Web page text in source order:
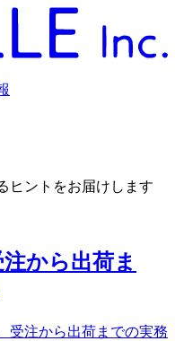
ヒントをお届けします
から出荷ま
受注から出荷までの実務